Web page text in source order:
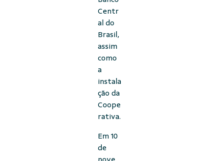
Centr
al do
Brasil,
assim
como
a
instala
ção da
Coope
rativa.
Em 10
de